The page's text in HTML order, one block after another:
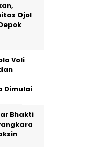
Ojol
Voli
Dimulai
Bhakti